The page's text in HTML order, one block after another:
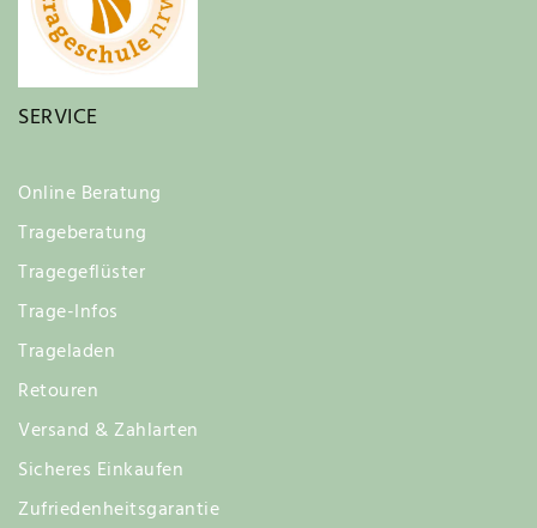
SERVICE
Online Beratung
Trageberatung
Tragegeflüster
Trage-Infos
Trageladen
Retouren
Versand & Zahlarten
Sicheres Einkaufen
Zufriedenheitsgarantie